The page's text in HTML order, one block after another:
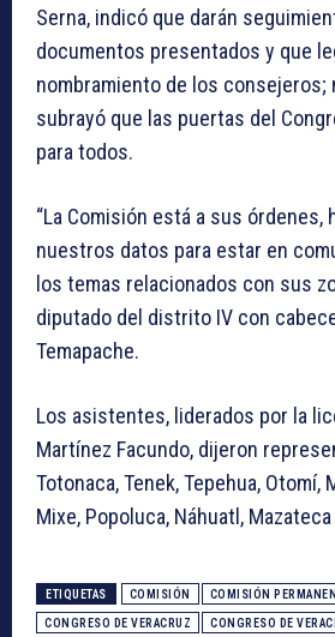
Serna, indicó que darán
documentos presentados y que
nombramiento de los consejeros;
subrayó que las puertas del
para todos.
“La Comisión está a sus órdenes,
nuestros datos para estar en
los temas relacionados con sus
diputado del distrito IV con
Temapache.
Los asistentes, liderados por la
Martínez Facundo, dijeron
Totonaca, Tenek, Tepehua, Otomí,
Mixe, Popoluca, Náhuatl,
ETIQUETAS COMISIÓN COMISIÓN
CONGRESO DE VERACRUZ CONGRESO DE